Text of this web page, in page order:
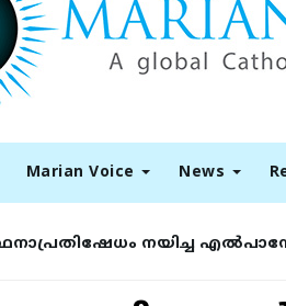
Marian Voice News
നയിച്ച